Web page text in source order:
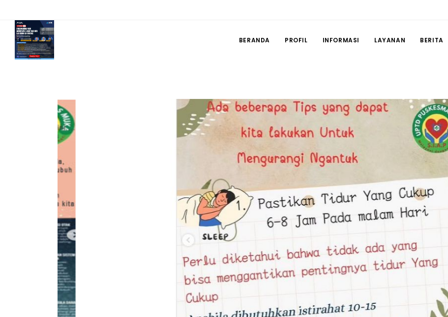
BERANDA PROFIL INFORMASI LAYANAN BERITA